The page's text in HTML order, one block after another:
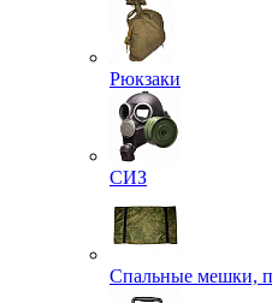
Рюкзаки
СИЗ
Спальные мешки,